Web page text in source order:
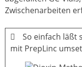
Zwischenarbeiten
So einfach läßt
mit PrepLinc